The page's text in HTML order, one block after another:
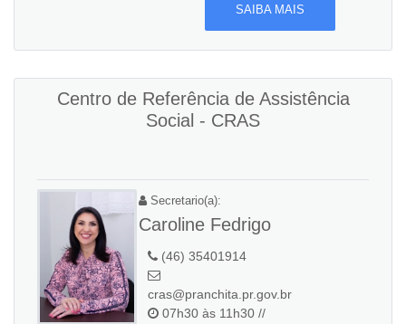
SAIBA MAIS
Centro de Referência de Assistência
Social - CRAS
Secretario(a):
Caroline Fedrigo
(46) 35401914
cras@pranchita.pr.gov.br
07h30 às 11h30 //